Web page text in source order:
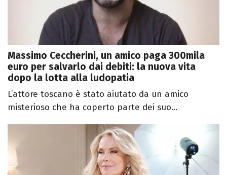
Massimo Ceccherini, un amico paga 300mila
euro per salvarlo dai debiti: la nuova vita
dopo la lotta alla ludopatia
L’attore toscano è stato aiutato da un amico
misterioso che ha coperto parte dei suo...